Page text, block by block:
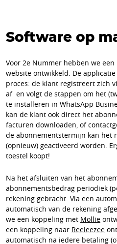
Software op
Voor 2e Nummer hebben we
website ontwikkeld. De
proces: de klant registreert zich
af en volgt de stappen om het
te installeren in WhatsApp
kan de klant ook direct het
facturen downloaden, of
de abonnementstermijn kan het
(opnieuw) geactiveerd worden.
toestel koopt!
Na het afsluiten van het
abonnementsbedrag periodiek
rekening gebracht. Via een
automatisch van de rekening
we een koppeling met Mollie
een koppeling naar Reeleezee
automatisch na iedere betaling